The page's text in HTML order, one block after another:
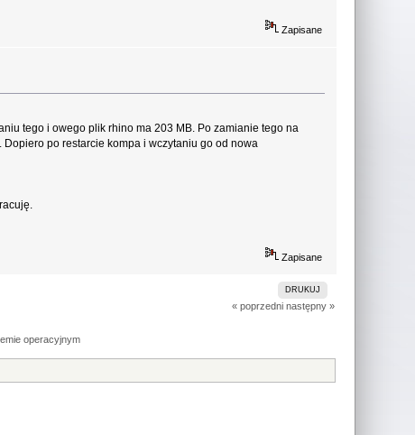
Zapisane
tego i owego plik rhino ma 203 MB. Po zamianie tego na
Dopiero po restarcie kompa i wczytaniu go od nowa
Zapisane
DRUKUJ
« poprzedni następny »
operacyjnym